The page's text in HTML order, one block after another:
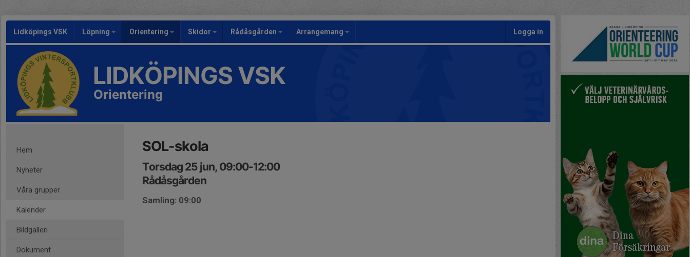
Lidköpings VSK Löpning Orientering Skidor Rådåsgården Arrangemang Logga in
LIDKÖPINGS VSK
Orientering
Hem
Nyheter
Våra grupper
Kalender
Bildgalleri
Dokument
SOL-skola
Torsdag 25 jun, 09:00-12:00
Rådåsgården
Samling: 09:00